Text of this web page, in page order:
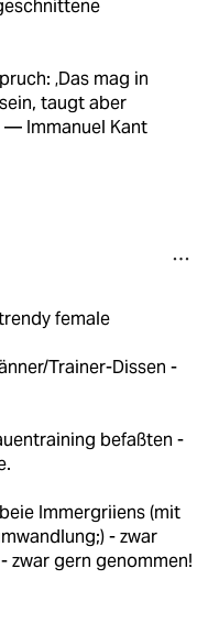
‚Das mag in
taugt aber
— Immanuel Kant
female
Trainer-Dissen -
befaßten -
Immergriiens (mit
- zwar
zwar gern genommen!